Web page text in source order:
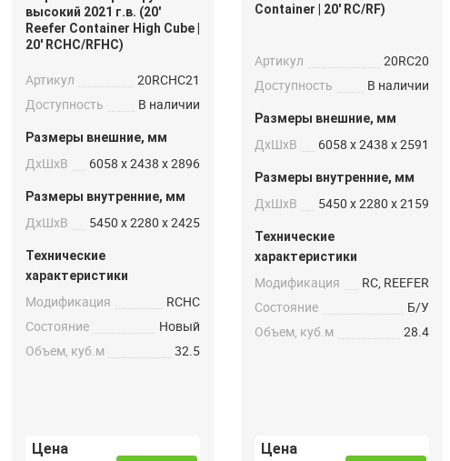
высокий 2021 г.в. (20′
Reefer Container High Cube |
20′ RCHC/RFHC)
Артикул
20RCHC21
Доступность
В наличии
Размеры внешние, мм
ДxШxВ 6058 x 2438 x 2896
Размеры внутренние, мм
ДxШxВ 5450 x 2280 x 2425
Технические
характеристики
Модификация
RCHC
Состояние
Новый
Объем, куб.м
32.5
Цена
Container | 20′ RC/RF)
Артикул
20RC20
Доступность
В наличии
Размеры внешние, мм
ДxШxВ 6058 x 2438 x 2591
Размеры внутренние, мм
ДxШxВ 5450 x 2280 x 2159
Технические
характеристики
Модификация
RC, REEFER
Состояние
Б/У
Объем, куб.м
28.4
Цена